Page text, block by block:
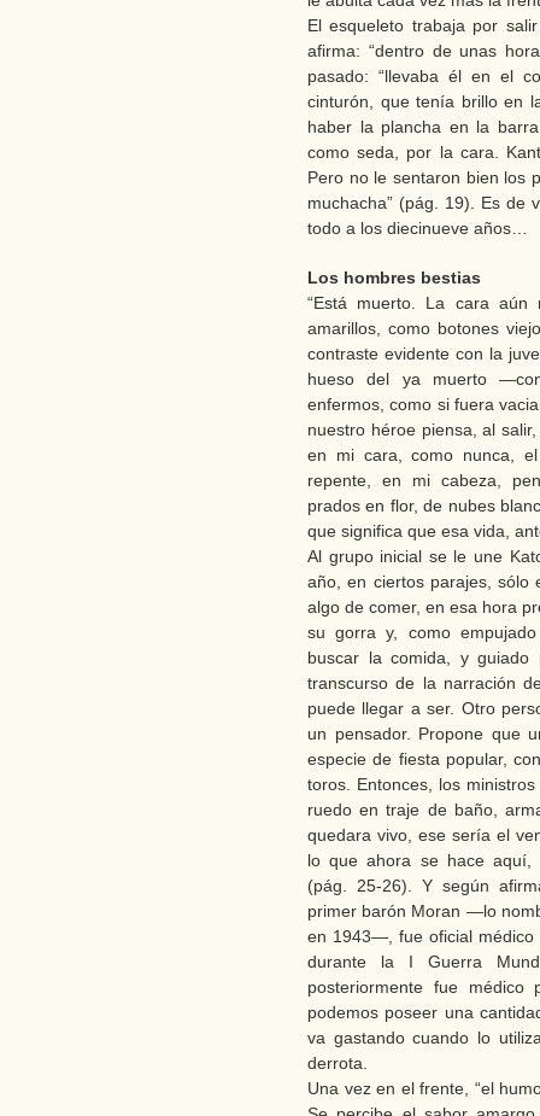
El esqueleto trabaja por
afirma: “dentro de unas
pasado: “llevaba él en el
cinturón, que tenía brillo en
haber la plancha en la
como seda, por la cara.
Pero no le sentaron bien los
muchacha” (pág. 19). Es de
todo a los diecinueve años…
Los hombres bestias
“Está muerto. La cara aún
amarillos, como botones
contraste evidente con la
hueso del ya muerto
enfermos, como si fuera
nuestro héroe piensa, al
en mi cara, como nunca,
repente, en mi cabeza,
prados en flor, de nubes
que significa que esa vida,
Al grupo inicial se le une
año, en ciertos parajes, sólo
algo de comer, en esa hora
su gorra y, como
buscar la comida, y
transcurso de la narración
puede llegar a ser. Otro
un pensador. Propone que
especie de fiesta popular,
toros. Entonces, los
ruedo en traje de baño,
quedara vivo, ese sería el
lo que ahora se hace aquí,
(pág. 25-26). Y según
primer barón Moran —lo
en 1943—, fue oficial médico
durante la I Guerra
posteriormente fue médico
podemos poseer una
va gastando cuando lo
derrota.
Una vez en el frente, “el